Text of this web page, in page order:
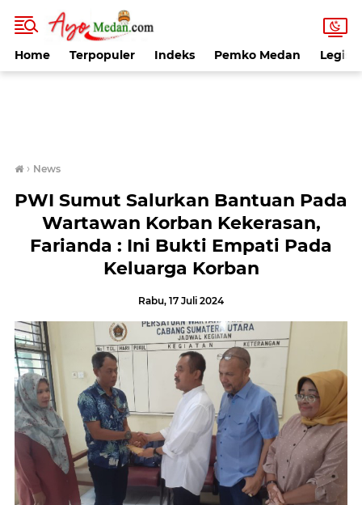
Home Terpopuler Indeks Pemko Medan
› News
PWI Sumut Salurkan Bantuan Pada
Wartawan Korban Kekerasan,
Farianda : Ini Bukti Empati Pada
Keluarga Korban
Rabu, 17 Juli 2024